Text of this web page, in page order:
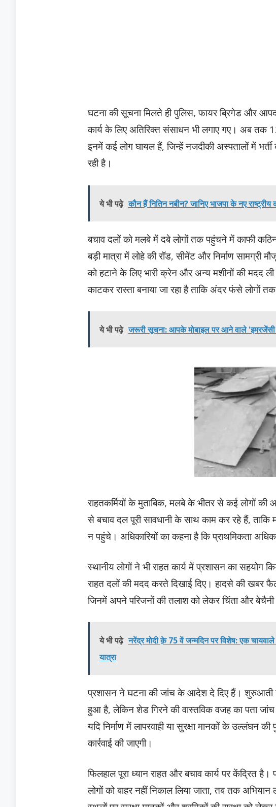
घटना की सूचना मिलते ही पुलिस, फायर ब्रिगेड और
कार्य के लिए अतिरिक्त संसाधन भी लगाए गए। अब तक
इनमें कई लोग घायल हैं, जिन्हें नजदीकी अस्पतालों में
रही है।
ये भी पढ़े कौन हैं नितिन नबीन? जानिए भाजपा के नए
बचाव दलों को मलबे में दबे लोगों तक पहुंचने में काफी
बड़ी मात्रा में लोहे की रॉड, सीमेंट और निर्माण सामग्री
को हटाने के लिए भारी क्रेन और अन्य मशीनों की मदद
काटकर रास्ता बनाया जा रहा है ताकि अंदर फंसे लोगों
ये भी पढ़े जरूरी सूचना: आपके मोबाइल पर आने वाले 'इमरजेंसी
राहतकर्मियों के मुताबिक, मलबे के भीतर से कई लोगों
से बचाव दल पूरी सावधानी के साथ काम कर रहे हैं,
न पहुंचे। अधिकारियों का कहना है कि प्राथमिकता
स्थानीय लोगों ने भी राहत कार्य में प्रशासन का
राहत दलों की मदद करते दिखाई दिए। हादसे की खबर
जिनमें अपने परिजनों की तलाश को लेकर चिंता और बेचैनी
ये भी पढ़े नरेंद्र मोदी क़े 75 वें जन्मदिन पर विशेष: एक
यात्रा
प्रशासन ने घटना की जांच के आदेश दे दिए हैं। शुरुआती
हुआ है, लेकिन शेड गिरने की वास्तविक वजह का पता
यदि निर्माण में लापरवाही या सुरक्षा मानकों के उल्लंघन
कार्रवाई की जाएगी।
फिलहाल पूरा ध्यान राहत और बचाव कार्य पर केंद्रित
लोगों को बाहर नहीं निकाल लिया जाता, तब तक अभियान